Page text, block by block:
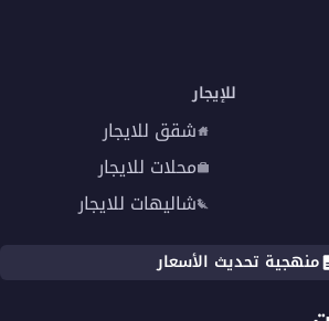
للإيجار
شقق للايجار
محلات للايجار
شاليهات للايجار
منهجية تحديث الأسعار